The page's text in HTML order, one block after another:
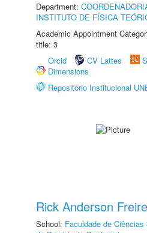
Department:
INSTITUTO DE FÍSICA
Academic Appointment
title: 3
Orcid
CV Lattes
Dimensions
Repositório Institucional
Rick Anderson
School: Faculdade de